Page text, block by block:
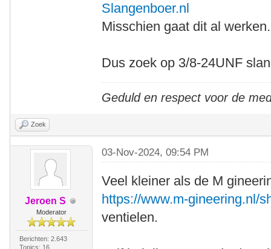
Slangenboer.nl
Misschien gaat dit al werken.
Dus zoek op 3/8-24UNF
Geduld en respect voor de
Zoek
Jeroen S
Moderator
Berichten: 2.643
Topics: 16
03-Nov-2024, 09:54 PM
Veel kleiner als de M
https://www.m-gineering.nl/
ventielen.